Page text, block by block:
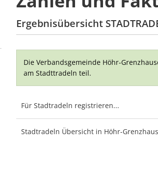
Ergebnisübersicht
Die Verbandsgemeinde Höhr-
am Stadttradeln teil.
Für Stadtradeln registrieren...
Stadtradeln Übersicht in Höhr-